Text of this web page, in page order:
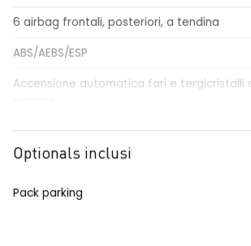
6 airbag frontali, posteriori, a tendina
ABS/AEBS/ESP
Accensione automatica fari e tergicristalli
Airbag per il conducente e passeggero
Alzacristalli elettrici impulsionali anteriori e
Alzacristallo elettrico impulsionale
Optionals inclusi
Pack parking